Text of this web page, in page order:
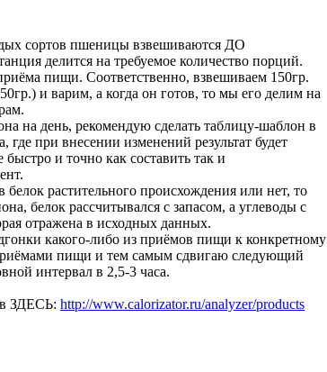
сортов пшеницы взвешиваются ДО
делится на требуемое количество порций.
пищи. Соответственно, взвешиваем 150гр.
и варим, а когда он готов, то мы его делим на
на день, рекомендую сделать таблицу-шаблон в
где при внесении изменений результат будет
и точно как составить так и
растительного происхождения или нет, то
белок рассчитывался с запасом, а углеводы с
отражена в исходных данных.
какого-либо из приёмов пищи к конкретному
пищи и тем самым сдвигаю следующий
интервал в 2,5-3 часа.
ЗДЕСЬ: http://www.calorizator.ru/analyzer/products